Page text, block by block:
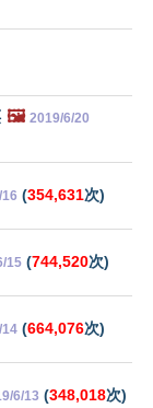
🖼️ 2019/6/20
(354,631次)
15 (744,520次)
14 (664,076次)
6/13 (348,018次)